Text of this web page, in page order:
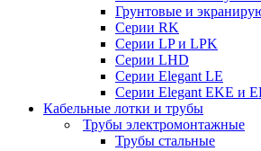
Грунтовые и
Серии RK
Серии LP и LPK
Серии LHD
Серии Elegant LE
Серии Elegant EKE и
Кабельные лотки и трубы
Трубы электромонтажные
Трубы стальные